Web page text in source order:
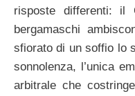
risposte differenti: il
bergamaschi
sfiorato di un soffio lo
sonnolenza, l’unica
arbitrale che